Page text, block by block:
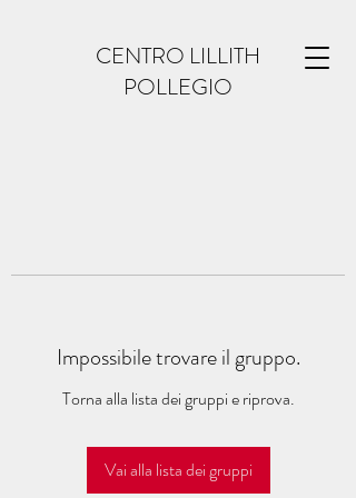
CENTRO LILLITH
POLLEGIO
Impossibile trovare il gruppo.
Torna alla lista dei gruppi e riprova.
Vai alla lista dei gruppi